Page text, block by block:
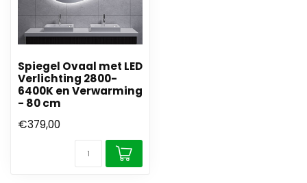
Spiegel Ovaal met LED
Verlichting 2800-
6400K en Verwarming
- 80 cm
€379,00